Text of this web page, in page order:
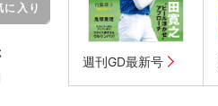
に入り
週刊GD最新号